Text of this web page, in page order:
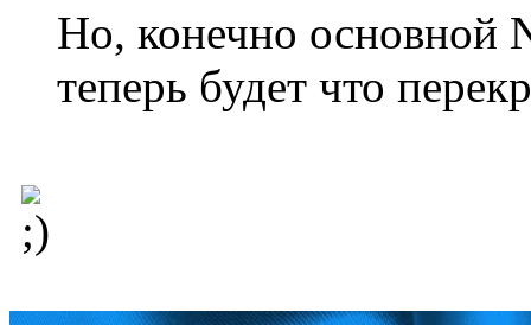
Но, конечно основной
теперь будет что